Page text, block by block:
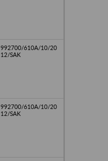
992700/610A/10/20
12/SAK
992700/610A/10/20
12/SAK